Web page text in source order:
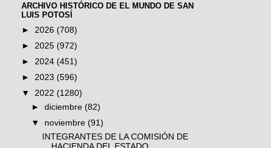
ARCHIVO HISTÓRICO DE EL MUNDO DE SAN
LUIS POTOSÍ
► 2026 (708)
► 2025 (972)
► 2024 (451)
► 2023 (596)
▼ 2022 (1280)
►diciembre(82)
▼ noviembre(91)
INTEGRANTES DE LA COMISIÓN DE